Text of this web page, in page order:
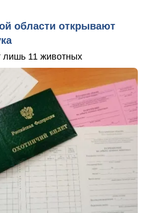
области открывают
лишь 11 животных